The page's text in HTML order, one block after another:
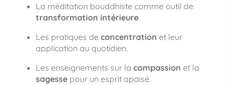
La méditation bouddhiste comme outil de
transformation intérieure.
Les pratiques de concentration et leur
application au quotidien.
Les enseignements sur la compassion et la
sagessepour un esprit apaisé.